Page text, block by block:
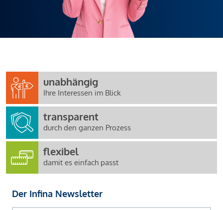
unabhängig
Ihre Interessen im Blick
transparent
durch den ganzen Prozess
flexibel
damit es einfach passt
Der Infina Newsletter